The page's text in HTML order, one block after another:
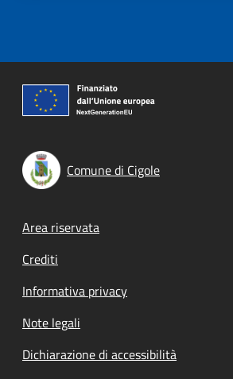
Comune di Cigole
Footer menu
Area riservata
Crediti
Informativa privacy
Note legali
Dichiarazione di accessibilità